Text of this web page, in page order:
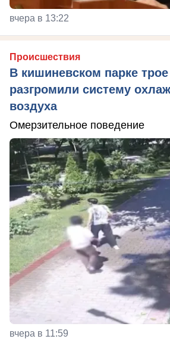
вчера в 13:22
Происшествия
В кишиневском парке
разгромили систему
воздуха
Омерзительное поведение
вчера в 11:59